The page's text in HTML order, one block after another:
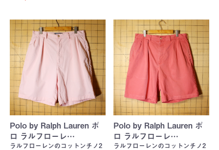
Polo by Ralph Lauren ポ
ロ ラルフローレ…
ラルフローレンのコットンチノ2
Polo by Ralph Lauren ポ
ロ ラルフローレ…
ラルフローレンのコットンチノ2